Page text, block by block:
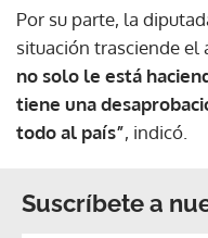
Por su parte, la
situación trasciende el
no solo le está
tiene una
todo al país”, indicó.
Suscríbete a